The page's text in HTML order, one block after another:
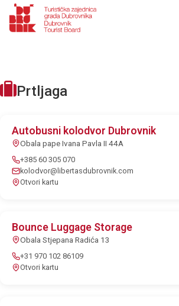
Prtljaga
Autobusni kolodvor Dubrovnik
Obala pape Ivana Pavla II 44A
+385 60 305 070
kolodvor@libertasdubrovnik.com
Otvori kartu
Bounce Luggage Storage
Obala Stjepana Radića 13
+31 970 102 86109
Otvori kartu